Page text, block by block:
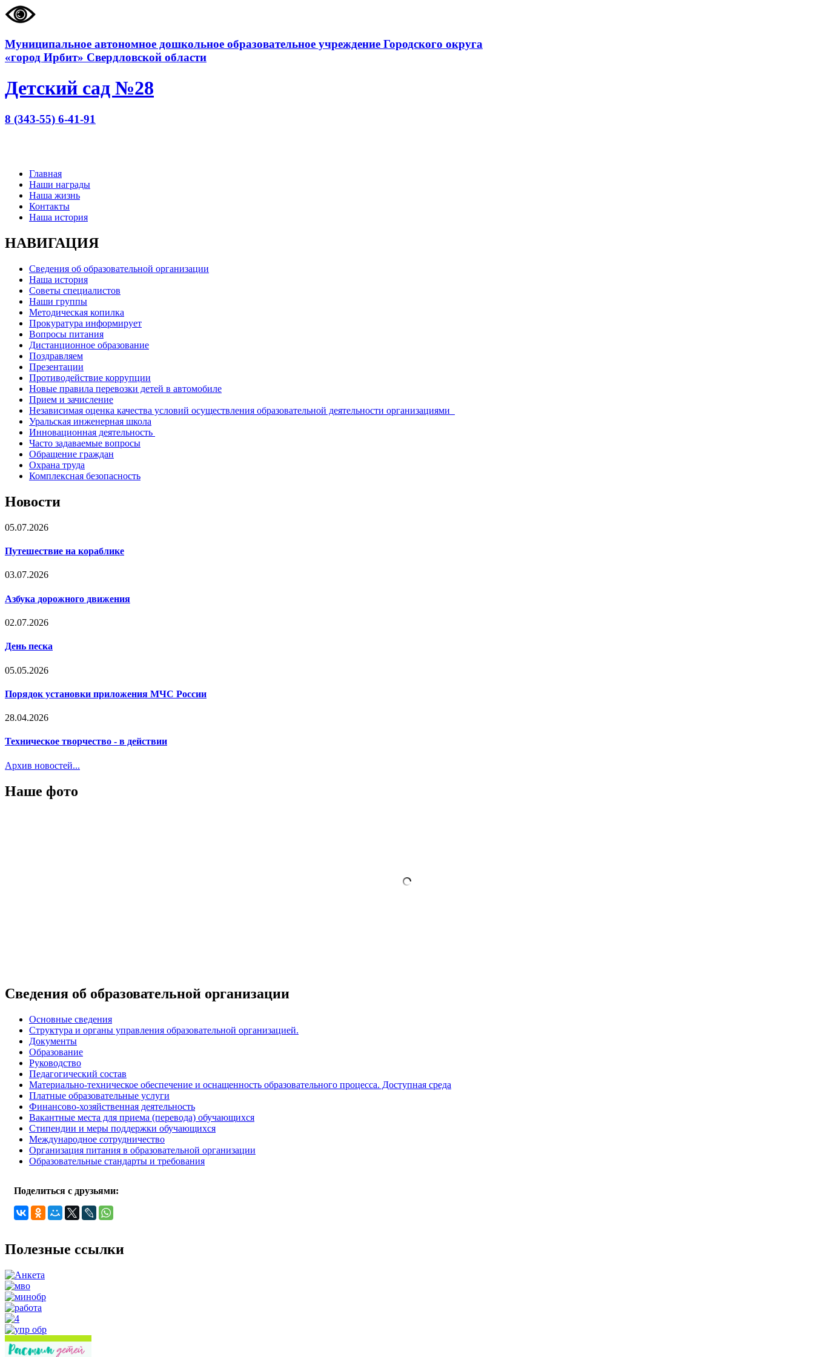
Муниципальное автономное дошкольное образовательное учреждение Городского округа
«город Ирбит» Свердловской области
Детский сад №28
8 (343-55) 6-41-91
Главная
Наши награды
Наша жизнь
Контакты
Наша история
НАВИГАЦИЯ
Сведения об образовательной организации
Наша история
Советы специалистов
Наши группы
Методическая копилка
Прокуратура информирует
Вопросы питания
Дистанционное образование
Поздравляем
Презентации
Противодействие коррупции
Новые правила перевозки детей в автомобиле
Прием и зачисление
Независимая оценка качества условий осуществления образовательной деятельности организациями
Уральская инженерная школа
Инновационная деятельность
Часто задаваемые вопросы
Обращение граждан
Охрана труда
Комплексная безопасность
Новости
05.07.2026
Путешествие на кораблике
03.07.2026
Азбука дорожного движения
02.07.2026
День песка
05.05.2026
Порядок установки приложения МЧС России
28.04.2026
Техническое творчество - в действии
Архив новостей...
Наше фото
Сведения об образовательной организации
Основные сведения
Структура и органы управления образовательной организацией.
Документы
Образование
Руководство
Педагогический состав
Материально-техническое обеспечение и оснащенность образовательного процесса. Доступная среда
Платные образовательные услуги
Финансово-хозяйственная деятельность
Вакантные места для приема (перевода) обучающихся
Стипендии и меры поддержки обучающихся
Международное сотрудничество
Организация питания в образовательной организации
Образовательные стандарты и требования
Поделиться с друзьями:
Полезные ссылки